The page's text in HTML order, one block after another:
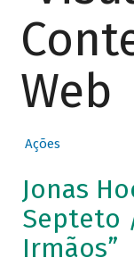
Web
Ações
Jonas
Septeto
Irmãos”